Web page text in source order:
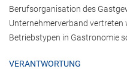
Berufsorganisation des
Unternehmerverband vertreten
Betriebstypen in Gastronomie
VERANTWORTUNG